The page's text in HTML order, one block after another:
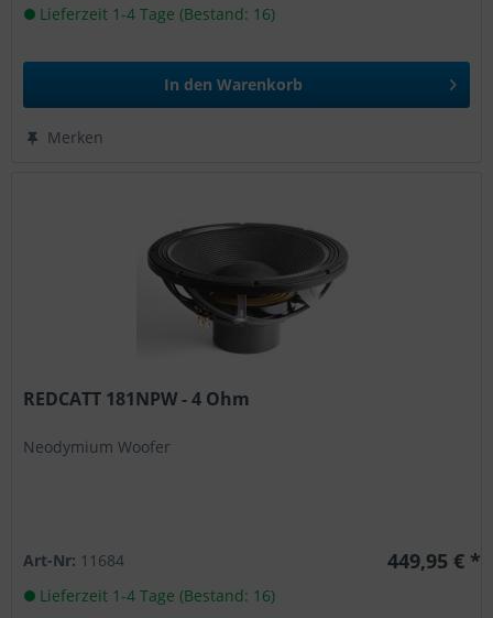
Lieferzeit 1-4 Tage (Bestand: 16)
In den Warenkorb
Merken
REDCATT 181NPW - 4 Ohm
Neodymium Woofer
Art-Nr: 11684 449,95 € *
Lieferzeit 1-4 Tage (Bestand: 16)